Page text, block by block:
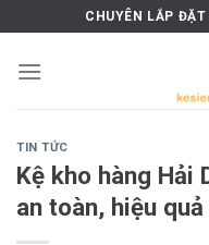
to
content
CHUYÊN LẮP
TIN TỨC
Kệ kho hàng Hải
an toàn, hiệu quả